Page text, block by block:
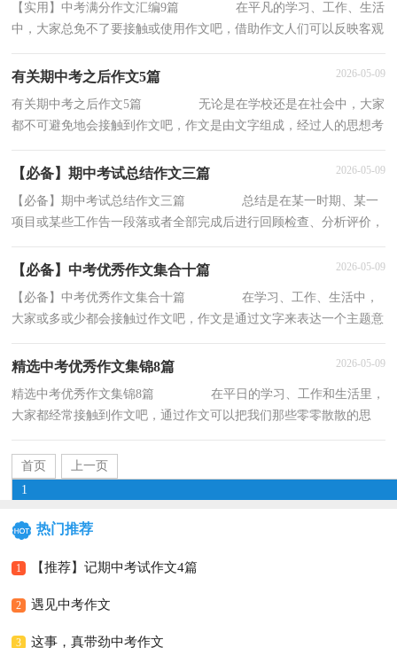
【实用】中考满分作文汇编9篇 在平凡的学习、工作、生活
中，大家总免不了要接触或使用作文吧，借助作文人们可以反映客观
有关期中考之后作文5篇 2026-05-09
有关期中考之后作文5篇 无论是在学校还是在社会中，大家
都不可避免地会接触到作文吧，作文是由文字组成，经过人的思想考
【必备】期中考试总结作文三篇 2026-05-09
【必备】期中考试总结作文三篇 总结是在某一时期、某一
项目或某些工作告一段落或者全部完成后进行回顾检查、分析评价，
【必备】中考优秀作文集合十篇 2026-05-09
【必备】中考优秀作文集合十篇 在学习、工作、生活中，
大家或多或少都会接触过作文吧，作文是通过文字来表达一个主题意
精选中考优秀作文集锦8篇 2026-05-09
精选中考优秀作文集锦8篇 在平日的学习、工作和生活里，
大家都经常接触到作文吧，通过作文可以把我们那些零零散散的思
首页
上一页
1
2 3 4
热门推荐
1 【推荐】记期中考试作文4篇
2 遇见中考作文
3 这事，真带劲中考作文